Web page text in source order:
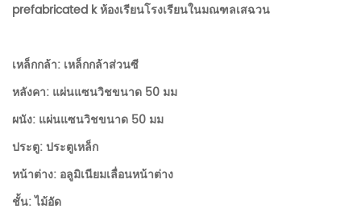
prefabricated k ห้องเรียนโรงเรียนในมณฑลเสฉวน
เหล็กกล้า: เหล็กกล้าส่วนซี
หลังคา: แผ่นแซนวิชขนาด 50 มม
ผนัง: แผ่นแซนวิชขนาด 50 มม
ประตู: ประตูเหล็ก
หน้าต่าง: อลูมิเนียมเลื่อนหน้าต่าง
ชั้น: ไม้อัด